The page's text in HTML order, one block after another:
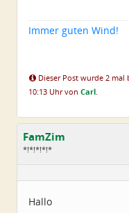
Immer guten Wind!
Dieser Post wurde 2 mal
10:13 Uhr von Carl.
FamZim
*!*!*!*!*
Beiträge:
2350
Hallo